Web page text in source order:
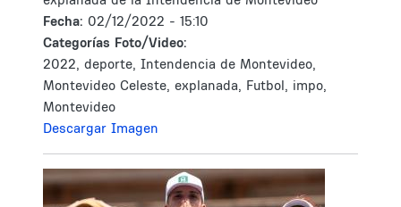
Fecha: 02/12/2022 - 15:10
Categorías Foto/Video:
2022, deporte, Intendencia de Montevideo,
Montevideo Celeste, explanada, Futbol, impo,
Montevideo
Descargar Imagen